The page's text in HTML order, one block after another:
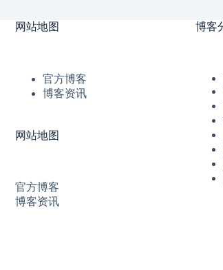
网站地图
官方博客
博客资讯
网站地图
官方博客
博客资讯
博客